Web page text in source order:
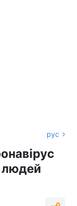
рус
людей